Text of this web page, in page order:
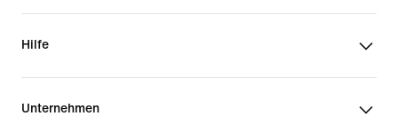
Hilfe
Unternehmen